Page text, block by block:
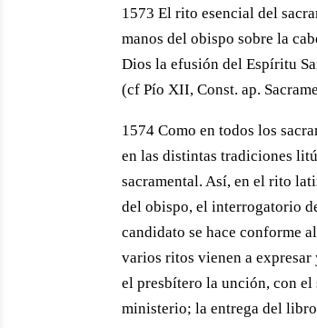
1573 El rito esencial del
manos del obispo sobre la
Dios la efusión del Espíritu
(cf Pío XII, Const. ap.
1574 Como en todos los
en las distintas tradiciones
sacramental. Así, en el rito
del obispo, el interrogatorio
candidato se hace conforme
varios ritos vienen a
el presbítero la unción, con el
ministerio; la entrega del